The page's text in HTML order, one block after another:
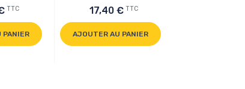
TTC
PANIER
17,40 € TTC
AJOUTER AU PANIER